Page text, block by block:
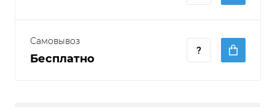
Самовывоз
Бесплатно